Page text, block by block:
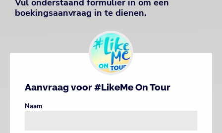
Vul onderstaand formulier in om een
boekingsaanvraag in te dienen.
Aanvraag voor #LikeMe On Tour
Naam